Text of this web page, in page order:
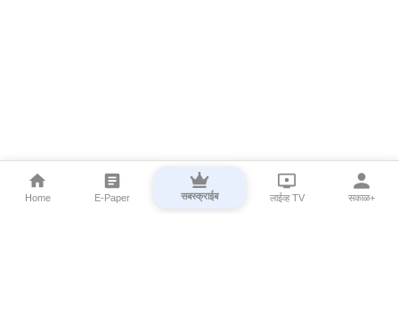
Home E-Paper सबस्क्राईब लाईव्ह TV सकाळ+